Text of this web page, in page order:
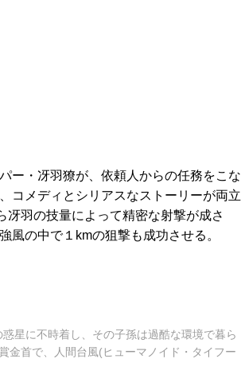
ー・冴羽獠が、依頼人からの任務をこな
コメディとシリアスなストーリーが両立
羽の技量によって精密な射撃が成さ
風の中で１kmの狙撃も成功させる。
星に不時着し、その子孫は過酷な環境で暮ら
金首で、人間台風(ヒューマノイド・タイフー